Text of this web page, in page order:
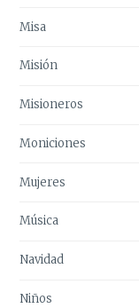
Misa
Misión
Misioneros
Moniciones
Mujeres
Música
Navidad
Niños